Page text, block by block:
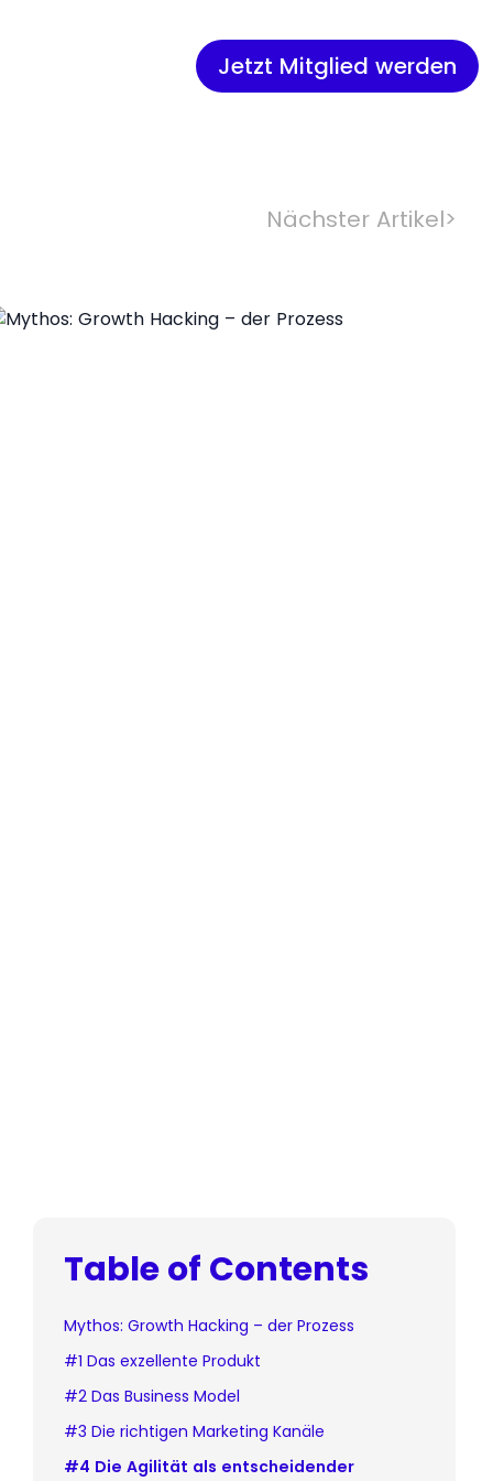
Jetzt Mitglied werden
Nächster Artikel>
Table of Contents
Mythos: Growth Hacking – der Prozess
#1 Das exzellente Produkt
#2 Das Business Model
#3 Die richtigen Marketing Kanäle
#4 Die Agilität als entscheidender